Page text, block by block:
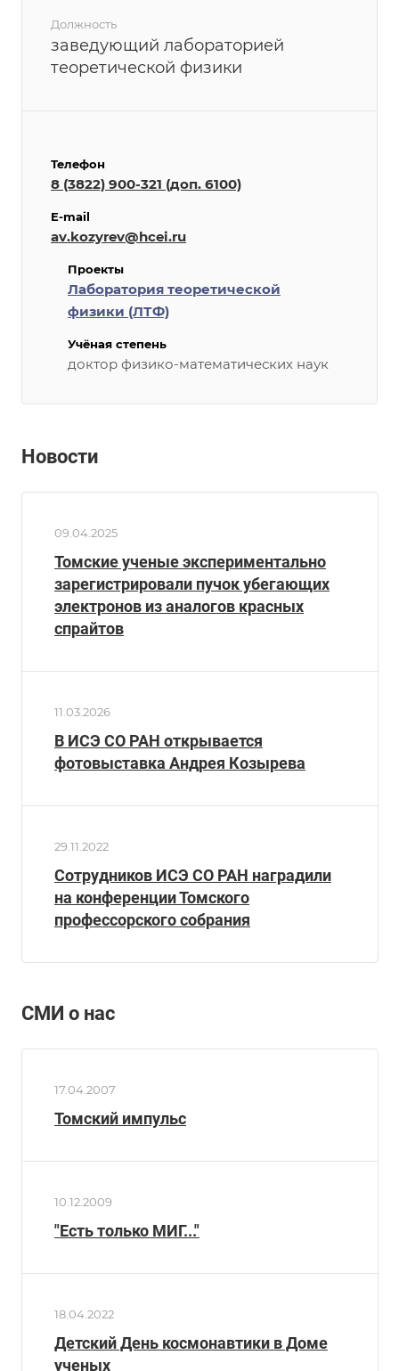
Должность
заведующий лабораторией
теоретической физики
Телефон
8 (3822) 900-321 (доп. 6100)
E-mail
av.kozyrev@hcei.ru
Проекты
Лаборатория теоретической
физики (ЛТФ)
Учёная степень
доктор физико-математических наук
Новости
09.04.2025
Томские ученые экспериментально
зарегистрировали пучок убегающих
электронов из аналогов красных
спрайтов
11.03.2026
В ИСЭ СО РАН открывается
фотовыставка Андрея Козырева
29.11.2022
Сотрудников ИСЭ СО РАН наградили
на конференции Томского
профессорского собрания
СМИ о нас
17.04.2007
Томский импульс
10.12.2009
"Есть только МИГ..."
18.04.2022
Детский День космонавтики в Доме
ученых